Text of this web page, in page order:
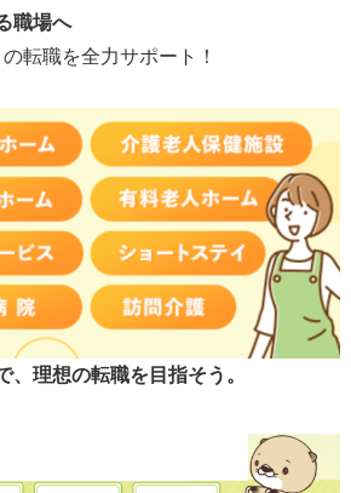
職場へ
の転職を全力サポート！
、理想の転職を目指そう。